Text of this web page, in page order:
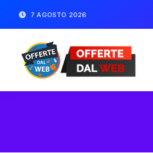
7 AGOSTO 2026